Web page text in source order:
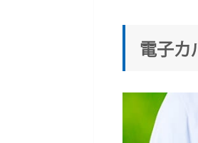
電子カ